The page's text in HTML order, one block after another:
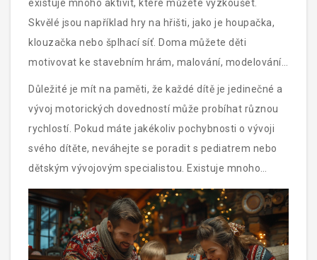
existuje mnoho aktivit, které můžete vyzkoušet.
Skvělé jsou například hry na hřišti, jako je houpačka,
klouzačka nebo šplhací síť. Doma můžete děti
motivovat ke stavebním hrám, malování, modelování
z plastelíny nebo hrám na stolní hry, které podporují
jemnou motoriku.
Důležité je mít na paměti, že každé dítě je jedinečné a
vývoj motorických dovedností může probíhat různou
rychlostí. Pokud máte jakékoliv pochybnosti o vývoji
svého dítěte, neváhejte se poradit s pediatrem nebo
dětským vývojovým specialistou. Existuje mnoho
zdrojů a odborníků, kteří mohou nabídnout podporu a
rady, jak nejlépe podpořit růst a vývoj vašeho dítěte v
této klíčové fázi jejich života.